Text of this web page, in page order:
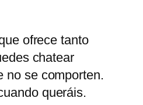
ofrece tanto
chatear
no se comporten.
queráis.